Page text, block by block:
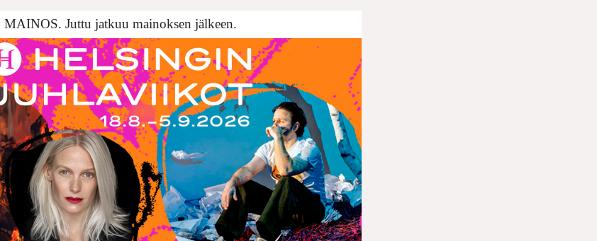
MAINOS. Juttu jatkuu mainoksen jälkeen.